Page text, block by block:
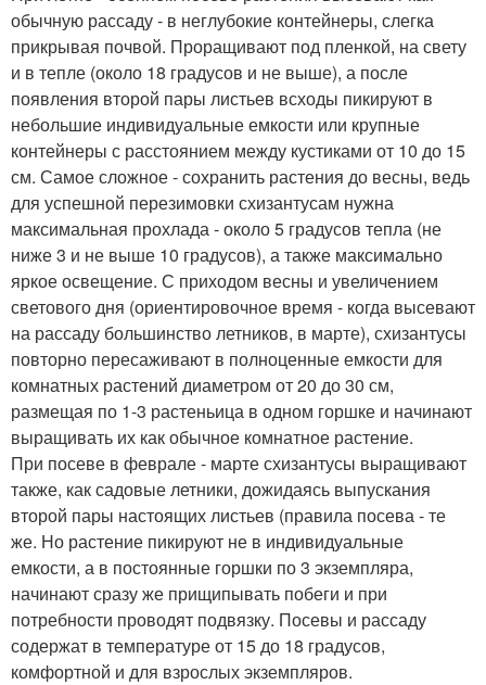
обычную рассаду - в неглубокие контейнеры, слегка
прикрывая почвой. Проращивают под пленкой, на свету
и в тепле (около 18 градусов и не выше), а после
появления второй пары листьев всходы пикируют в
небольшие индивидуальные емкости или крупные
контейнеры с расстоянием между кустиками от 10 до 15
см. Самое сложное - сохранить растения до весны, ведь
для успешной перезимовки схизантусам нужна
максимальная прохлада - около 5 градусов тепла (не
ниже 3 и не выше 10 градусов), а также максимально
яркое освещение. С приходом весны и увеличением
светового дня (ориентировочное время - когда высевают
на рассаду большинство летников, в марте), схизантусы
повторно пересаживают в полноценные емкости для
комнатных растений диаметром от 20 до 30 см,
размещая по 1-3 растеньица в одном горшке и начинают
выращивать их как обычное комнатное растение.
При посеве в феврале - марте схизантусы выращивают
также, как садовые летники, дожидаясь выпускания
второй пары настоящих листьев (правила посева - те
же. Но растение пикируют не в индивидуальные
емкости, а в постоянные горшки по 3 экземпляра,
начинают сразу же прищипывать побеги и при
потребности проводят подвязку. Посевы и рассаду
содержат в температуре от 15 до 18 градусов,
комфортной и для взрослых экземпляров.